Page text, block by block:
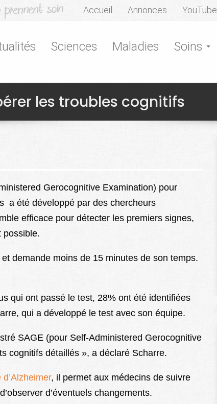
Accueil Annonces YouTube
Sciences Maladies Soins
les troubles cognitifs
Gerocognitive Examination) pour
a été développé par des chercheurs
efficace pour détecter les premiers signes,
possible.
demande moins de 15 minutes de son temps.
qui ont passé le test, 28% ont été identifiées
qui a développé le test avec son équipe.
SAGE (pour Self-Administered Gerocognitive
cognitifs détaillés », a déclaré Scharre.
d’Alzheimer, il permet aux médecins de suivre
d’éventuels changements.